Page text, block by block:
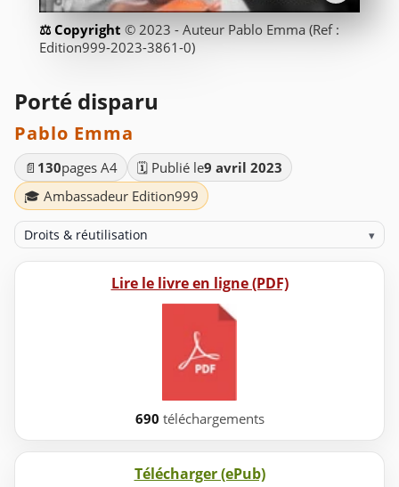
© 2023 - Auteur Pablo Emma (Ref :
Edition999-2023-3861-0)
Porté disparu
Pablo Emma
📄 130pages A4 🗓️ Publié le9 avril 2023
🎓 Ambassadeur Edition999
Droits & réutilisation ▾
Lire le livre en ligne (PDF)
690 téléchargements
Télécharger (ePub)